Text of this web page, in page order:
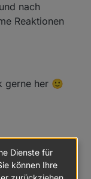
nach
Reaktionen
gerne her 🙂
Sprachassistent
Dienste für
können Ihre